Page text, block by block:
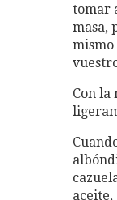
tomar
masa,
mismo
Con
aceite,